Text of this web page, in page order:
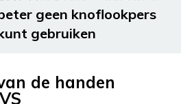
geen knoflookpers
gebruiken
de handen